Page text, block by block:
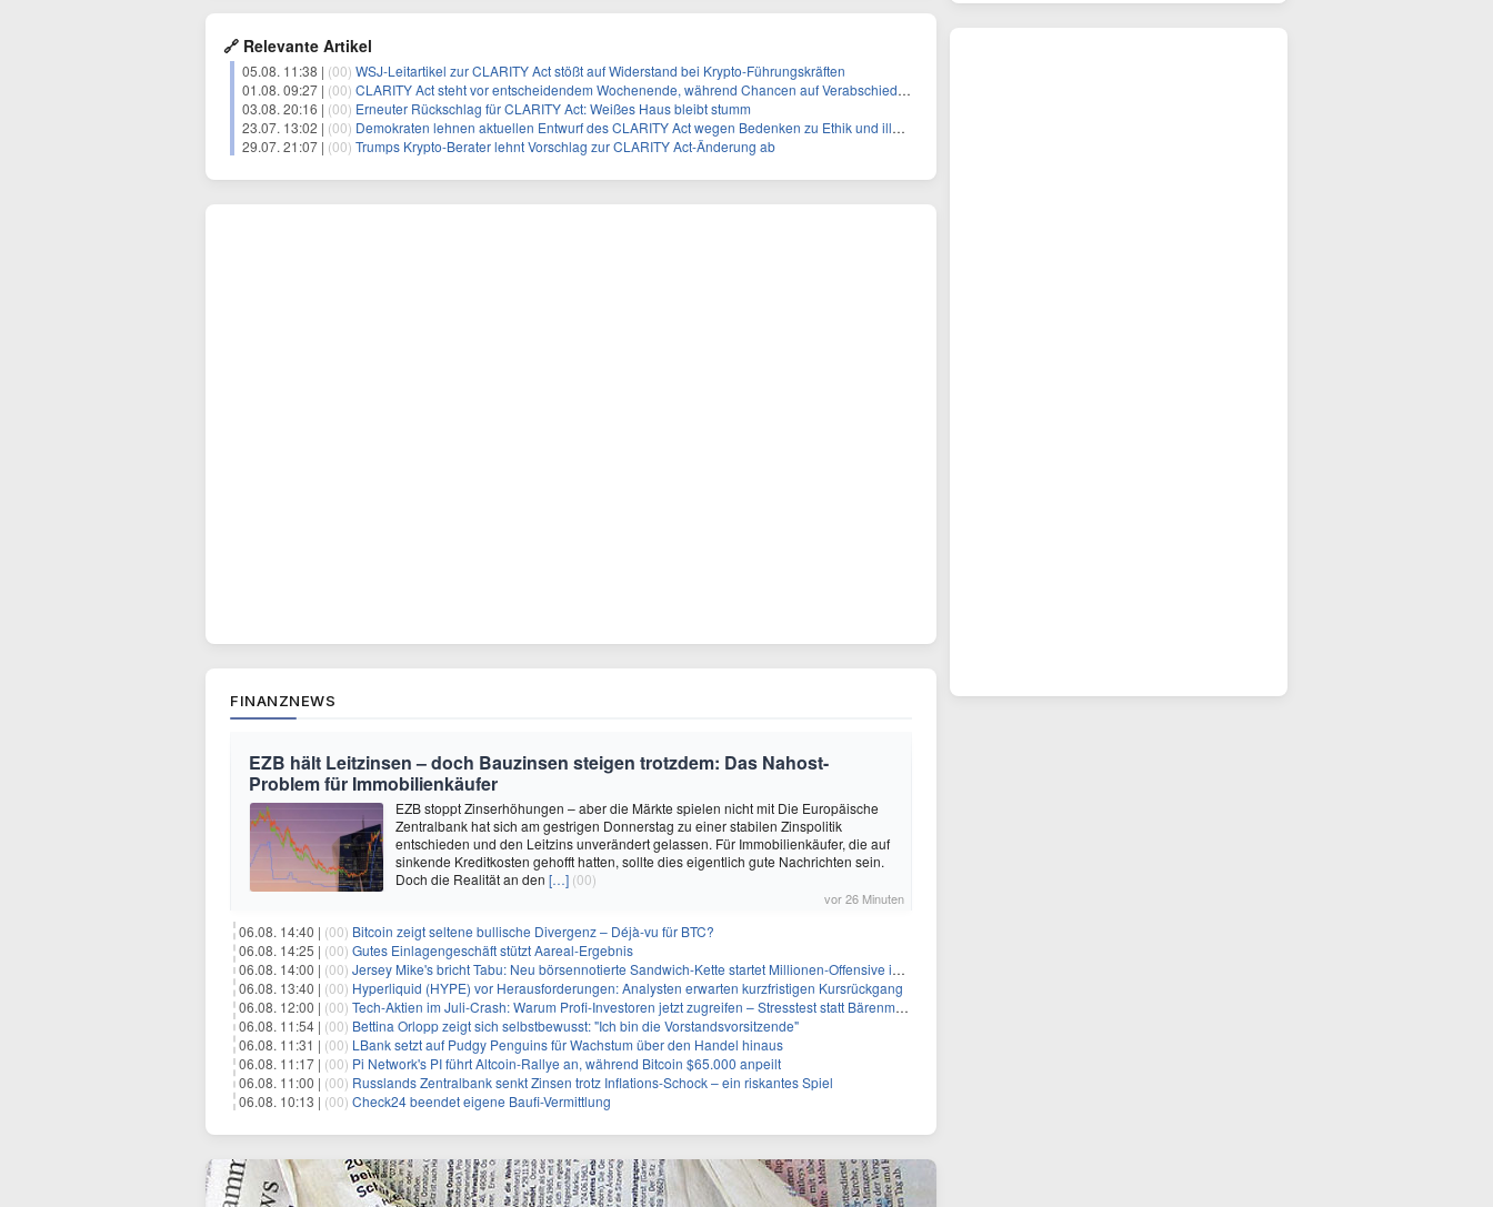
🔗 Relevante Artikel
05.08. 11:38 | (00) WSJ-Leitartikel zur CLARITY Act stößt auf Widerstand bei Krypto-Führungskräften
01.08. 09:27 | (00) CLARITY Act steht vor entscheidendem Wochenende, während Chancen auf Verabschiedung sinken
03.08. 20:16 | (00) Erneuter Rückschlag für CLARITY Act: Weißes Haus bleibt stumm
23.07. 13:02 | (00) Demokraten lehnen aktuellen Entwurf des CLARITY Act wegen Bedenken zu Ethik und illegaler Finanzierung ab
29.07. 21:07 | (00) Trumps Krypto-Berater lehnt Vorschlag zur CLARITY Act-Änderung ab
FINANZNEWS
EZB hält Leitzinsen – doch Bauzinsen steigen trotzdem: Das Nahost-
Problem für Immobilienkäufer
EZB stoppt Zinserhöhungen – aber die Märkte spielen nicht mit Die Europäische
Zentralbank hat sich am gestrigen Donnerstag zu einer stabilen Zinspolitik
entschieden und den Leitzins unverändert gelassen. Für Immobilienkäufer, die auf
sinkende Kreditkosten gehofft hatten, sollte dies eigentlich gute Nachrichten sein.
Doch die Realität an den […] (00)
vor 26 Minuten
06.08. 14:40 | (00) Bitcoin zeigt seltene bullische Divergenz – Déjà-vu für BTC?
06.08. 14:25 | (00) Gutes Einlagengeschäft stützt Aareal-Ergebnis
06.08. 14:00 | (00) Jersey Mike's bricht Tabu: Neu börsennotierte Sandwich-Kette startet Millionen-Offensive in digitales Marketing
06.08. 13:40 | (00) Hyperliquid (HYPE) vor Herausforderungen: Analysten erwarten kurzfristigen Kursrückgang
06.08. 12:00 | (00) Tech-Aktien im Juli-Crash: Warum Profi-Investoren jetzt zugreifen – Stresstest statt Bärenmarkt
06.08. 11:54 | (00) Bettina Orlopp zeigt sich selbstbewusst: "Ich bin die Vorstandsvorsitzende"
06.08. 11:31 | (00) LBank setzt auf Pudgy Penguins für Wachstum über den Handel hinaus
06.08. 11:17 | (00) Pi Network's PI führt Altcoin-Rallye an, während Bitcoin $65.000 anpeilt
06.08. 11:00 | (00) Russlands Zentralbank senkt Zinsen trotz Inflations-Schock – ein riskantes Spiel
06.08. 10:13 | (00) Check24 beendet eigene Baufi-Vermittlung